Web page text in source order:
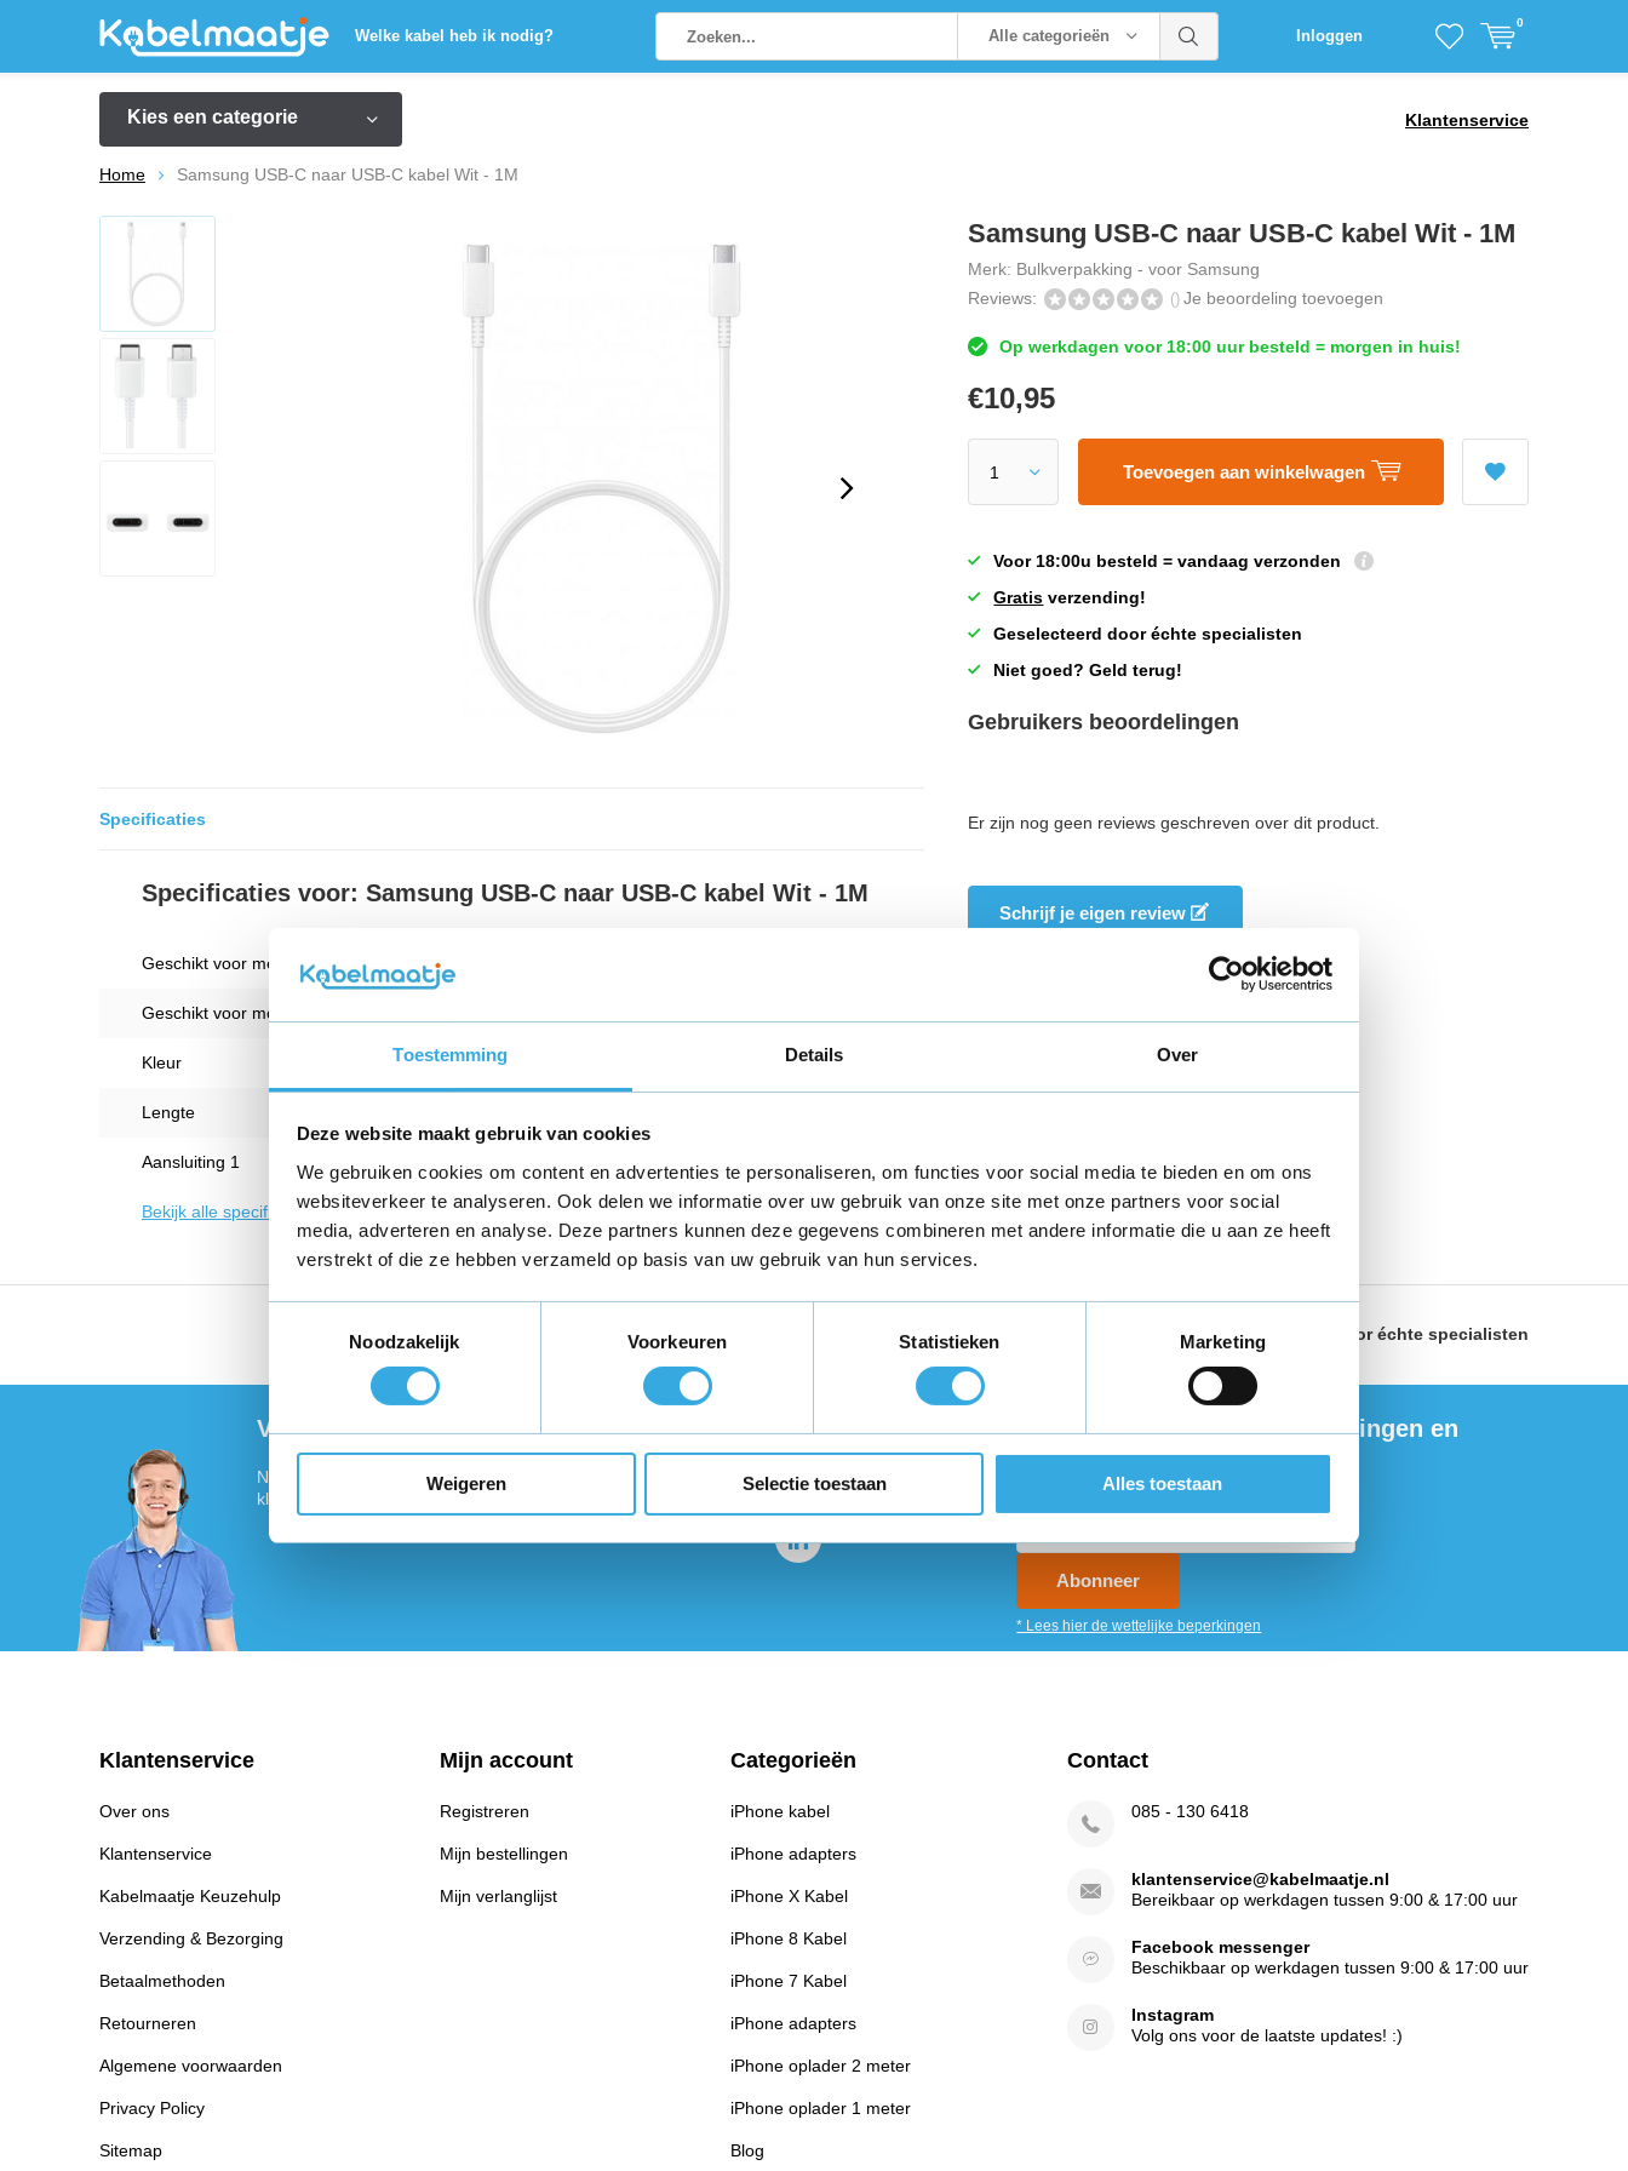
Toestemming Details Over
Deze website maakt gebruik van cookies
We gebruiken cookies om content en advertenties te personaliseren, om functies voor social media te bieden en om ons
websiteverkeer te analyseren. Ook delen we informatie over uw gebruik van onze site met onze partners voor social
media, adverteren en analyse. Deze partners kunnen deze gegevens combineren met andere informatie die u aan ze heeft
verstrekt of die ze hebben verzameld op basis van uw gebruik van hun services.
Noodzakelijk
Voorkeuren Statistieken Marketing
Weigeren Selectie toestaan Alles toestaan
Welke kabel heb ik nodig? Alle categorieën Inloggen
0
Kies een categorie Klantenservice
Home Samsung USB-C naar USB-C kabel Wit - 1M
Specificaties
Specificaties voor: Samsung USB-C naar USB-C kabel Wit - 1M
Geschikt voor merk
Geschikt voor model
Kleur Wit
Lengte
Aansluiting 1
Bekijk alle specificaties
Samsung USB-C naar USB-C kabel Wit - 1M
Merk: Bulkverpakking - voor Samsung
Reviews:
() Je beoordeling toevoegen
Op werkdagen voor 18:00 uur besteld = morgen in huis!
€10,95
Toevoegen aan winkelwagen
Voor 18:00u besteld = vandaag verzonden
Gratis verzending!
Geselecteerd door échte specialisten
Niet goed? Geld terug!
Gebruikers beoordelingen
Er zijn nog geen reviews geschreven over dit product.
Schrijf je eigen review
Vandaag voor 18:00 besteld, morgen in huis Gratis verzending binnen Nederland Geselecteerd dooréchte specialisten
Vragen of meer informatie?
Neem contact met ons op! Onze klantenservice staat voor je
klaar :)
Volg ons
Ontvang de nieuwste aanbiedingen en
promoties
Abonneer
* Lees hier de wettelijke beperkingen
Klantenservice
Over ons
Klantenservice
Kabelmaatje Keuzehulp
Verzending & Bezorging
Betaalmethoden
Retourneren
Algemene voorwaarden
Privacy Policy
Sitemap
Mijn account
Registreren
Mijn bestellingen
Mijn verlanglijst
Categorieën
iPhone kabel
iPhone adapters
iPhone X Kabel
iPhone 8 Kabel
iPhone 7 Kabel
iPhone adapters
iPhone oplader 2 meter
iPhone oplader 1 meter
Blog
Contact
085 - 130 6418
klantenservice@kabelmaatje.nl
Bereikbaar op werkdagen tussen 9:00 & 17:00 uur
Facebook messenger
Beschikbaar op werkdagen tussen 9:00 & 17:00 uur
Instagram
Volg ons voor de laatste updates! :)